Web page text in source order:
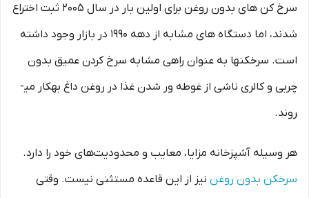
سرخ کن های بدون روغن برای اولین بار در سال ۲۰۰۵ ثبت اختراع
شدند، اما دستگاه های مشابه از دهه ۱۹۹۰ در بازار وجود داشته
است. سرخ­کن­ها به عنوان راهی مشابه سرخ کردن عمیق بدون
چربی و کالری ناشی از غوطه ور شدن غذا در روغن داغ به­کار می­
روند.
هر وسیله آشپزخانه مزایا، معایب و محدودیت‌های خود را دارد.
سرخ­کن بدون روغن نیز از این قاعده مستثنی نیست. وقتی